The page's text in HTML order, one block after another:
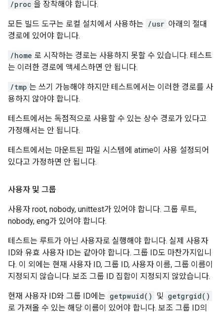
/proc 을 장착해야 합니다.
모든 빌드 도구는 로컬 설치에서 사용하는 /usr 아래의 절대
경로에 있어야 합니다.
/home 로 시작하는 경로는 사용하지 못할 수 있습니다. 테스트
는 이러한 경로에 액세스하면 안 됩니다.
/tmp 는 쓰기 가능해야 하지만 테스트에서는 이러한 경로를 사
용하지 않아야 합니다.
테스트에서는 독점적으로 사용할 수 있는 상수 경로가 있다고
가정해서는 안 됩니다.
테스트에서는 마운트된 파일 시스템에 atime이 사용 설정되어
있다고 가정하면 안 됩니다.
사용자 및 그룹
사용자 root, nobody, unittest가 있어야 합니다. 그룹 루트,
nobody, eng가 있어야 합니다.
테스트는 루트가 아닌 사용자로 실행해야 합니다. 실제 사용자
ID와 유효 사용자 ID는 같아야 합니다. 그룹 ID도 마찬가지입니
다. 이 외에는 현재 사용자 ID, 그룹 ID, 사용자 이름, 그룹 이름이
지정되지 않습니다. 보조 그룹 ID 집합이 지정되지 않았습니다.
현재 사용자 ID와 그룹 ID에는 getpwuid() 및 getgrgid()
로 가져올 수 있는 해당 이름이 있어야 합니다. 보조 그룹 ID의